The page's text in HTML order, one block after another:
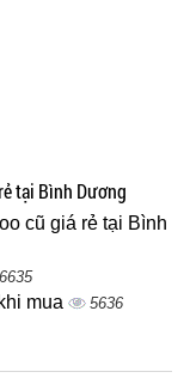
tại Bình Dương
cũ giá rẻ tại Bình
6635
mua 5636